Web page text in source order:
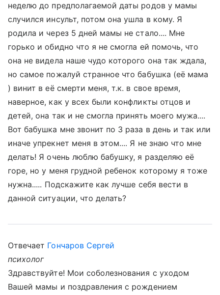
неделю до предполагаемой даты родов у мамы
случился инсульт, потом она ушла в кому. Я
родила и через 5 дней мамы не стало.... Мне
горько и обидно что я не смогла ей помочь, что
она не видела наше чудо которого она так ждала,
но самое пожалуй странное что бабушка (её мама
) винит в её смерти меня, т.к. в свое время,
наверное, как у всех были конфликты отцов и
детей, она так и не смогла принять моего мужа....
Вот бабушка мне звонит по 3 раза в день и так или
иначе упрекнет меня в этом.... Я не знаю что мне
делать! Я очень люблю бабушку, я разделяю её
горе, но у меня грудной ребенок которому я тоже
нужна..... Подскажите как лучше себя вести в
данной ситуации, что делать?
Отвечает Гончаров Сергей
психолог
Здравствуйте! Мои соболезнования с уходом
Вашей мамы и поздравления с рождением